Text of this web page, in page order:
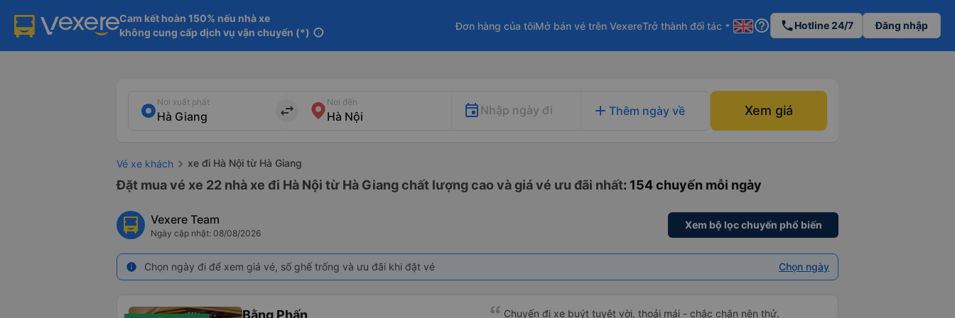
Cam kết hoàn 150% nếu nhà xe
không cung cấp dịch vụ vận chuyển (*) info
Đơn hàng của tôiMở bán vé trên VexereTrở thành đối tác arrow_drop_down help_outline phoneHotline 24/7 Đăng nhập
Nơi xuất phát
import_export
Nơi đến
Nhập ngày đi add Thêm ngày về Xem giá
Vé xe khách xe đi Hà Nội từ Hà Giang
Đặt mua vé xe 22 nhà xe đi Hà Nội từ Hà Giang chất lượng cao và giá vé ưu đãi nhất: 154 chuyến mỗi ngày
Vexere Team
Ngày cập nhật: 08/08/2026
Xem bộ lọc chuyến phổ biến
info Chọn ngày đi để xem giá vé, số ghế trống và ưu đãi khi đặt vé Chọn ngày
Bằng Phấn
Chuyến đi xe buýt tuyệt vời, thoải mái - chắc chắn nên thử.